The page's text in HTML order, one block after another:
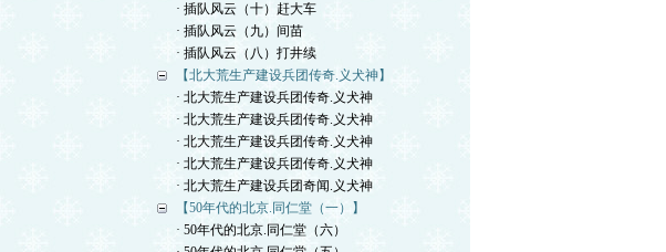
· 插队风云（十）赶大车
· 插队风云（九）间苗
· 插队风云（八）打井续
【北大荒生产建设兵团传奇.义犬神】
· 北大荒生产建设兵团传奇.义犬神
· 北大荒生产建设兵团传奇.义犬神
· 北大荒生产建设兵团传奇.义犬神
· 北大荒生产建设兵团传奇.义犬神
· 北大荒生产建设兵团奇闻.义犬神
【50年代的北京.同仁堂（一）】
· 50年代的北京.同仁堂（六）